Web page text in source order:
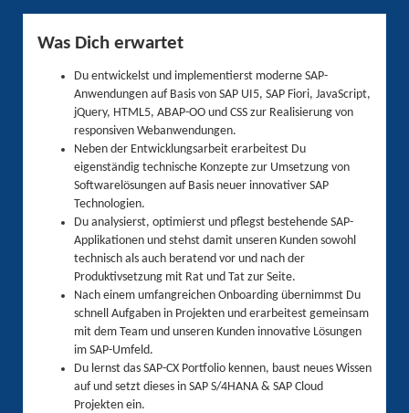
Was Dich erwartet
Du entwickelst und implementierst moderne SAP-
Anwendungen auf Basis von SAP UI5, SAP Fiori, JavaScript,
jQuery, HTML5, ABAP-OO und CSS zur Realisierung von
responsiven Webanwendungen.
Neben der Entwicklungsarbeit erarbeitest Du
eigenständig technische Konzepte zur Umsetzung von
Softwarelösungen auf Basis neuer innovativer SAP
Technologien.
Du analysierst, optimierst und pflegst bestehende SAP-
Applikationen und stehst damit unseren Kunden sowohl
technisch als auch beratend vor und nach der
Produktivsetzung mit Rat und Tat zur Seite.
Nach einem umfangreichen Onboarding übernimmst Du
schnell Aufgaben in Projekten und erarbeitest gemeinsam
mit dem Team und unseren Kunden innovative Lösungen
im SAP-Umfeld.
Du lernst das SAP-CX Portfolio kennen, baust neues Wissen
auf und setzt dieses in SAP S/4HANA & SAP Cloud
Projekten ein.